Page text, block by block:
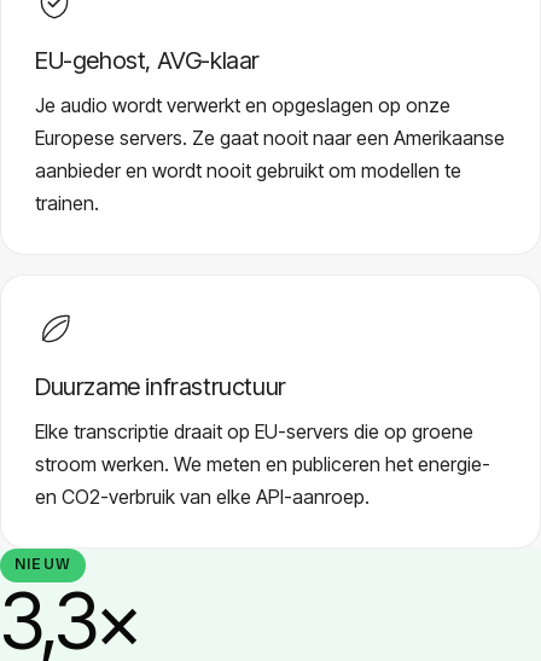
EU-gehost, AVG-klaar
Je audio wordt verwerkt en opgeslagen op onze
Europese servers. Ze gaat nooit naar een Amerikaanse
aanbieder en wordt nooit gebruikt om modellen te
trainen.
Duurzame infrastructuur
Elke transcriptie draait op EU-servers die op groene
stroom werken. We meten en publiceren het energie-
en CO2-verbruik van elke API-aanroep.
NIEUW
3,3×